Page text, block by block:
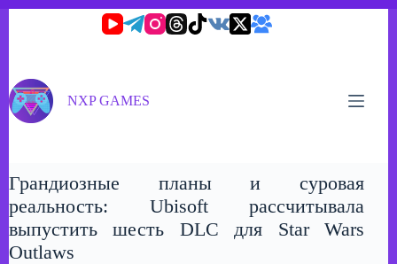
NXP GAMES
Грандиозные планы и суровая
реальность: Ubisoft рассчитывала
выпустить шесть DLC для Star Wars
Outlaws